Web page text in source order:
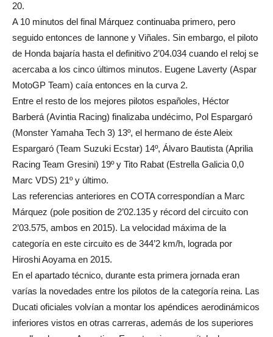
20.
A 10 minutos del final Márquez continuaba primero, pero
seguido entonces de Iannone y Viñales. Sin embargo, el piloto
de Honda bajaría hasta el definitivo 2’04.034 cuando el reloj se
acercaba a los cinco últimos minutos. Eugene Laverty (Aspar
MotoGP Team) caía entonces en la curva 2.
Entre el resto de los mejores pilotos españoles, Héctor
Barberá (Avintia Racing) finalizaba undécimo, Pol Espargaró
(Monster Yamaha Tech 3) 13º, el hermano de éste Aleix
Espargaró (Team Suzuki Ecstar) 14º, Álvaro Bautista (Aprilia
Racing Team Gresini) 19º y Tito Rabat (Estrella Galicia 0,0
Marc VDS) 21º y último.
Las referencias anteriores en COTA correspondían a Marc
Márquez (pole position de 2’02.135 y récord del circuito con
2’03.575, ambos en 2015). La velocidad máxima de la
categoría en este circuito es de 344’2 km/h, lograda por
Hiroshi Aoyama en 2015.
En el apartado técnico, durante esta primera jornada eran
varías la novedades entre los pilotos de la categoría reina. Las
Ducati oficiales volvían a montar los apéndices aerodinámicos
inferiores vistos en otras carreras, además de los superiores